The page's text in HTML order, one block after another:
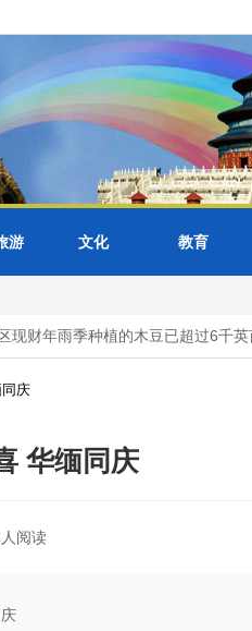
游 文化 教育
财年雨季种植的木豆已超过6千英亩
庆
华缅同庆
阅读